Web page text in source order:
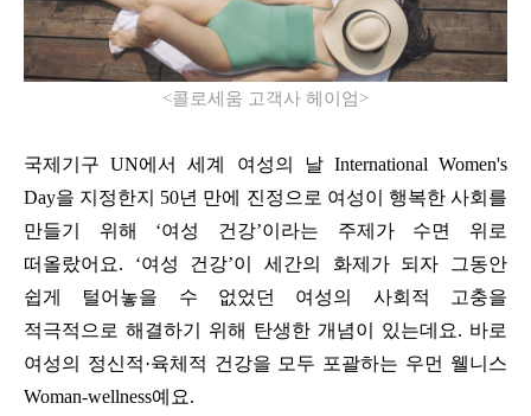
<콜로세움 고객사 헤이엄>
국제기구 UN에서 세계 여성의 날International Women's
Day을 지정한지 50년 만에 진정으로 여성이 행복한 사회를
만들기 위해 ‘여성 건강’이라는 주제가 수면 위로
떠올랐어요. ‘여성 건강’이 세간의 화제가 되자 그동안
쉽게 털어놓을 수 없었던 여성의 사회적 고충을
적극적으로 해결하기 위해 탄생한 개념이 있는데요. 바로
여성의 정신적·육체적 건강을 모두 포괄하는 우먼 웰니스
Woman-wellness예요.